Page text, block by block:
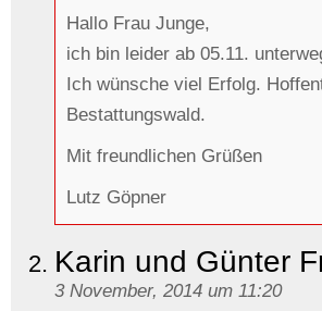
Hallo Frau Junge,
ich bin leider ab 05.11.
Ich wünsche viel Erfolg.
Bestattungswald.
Mit freundlichen Grüßen
Lutz Göpner
Karin und Günter
3 November, 2014 um 11:20